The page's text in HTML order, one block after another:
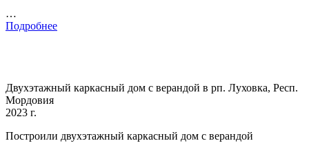
…
Подробнее
Двухэтажный каркасный дом с верандой в рп. Луховка, Респ.
Мордовия
2023 г.
Построили двухэтажный каркасный дом с верандой